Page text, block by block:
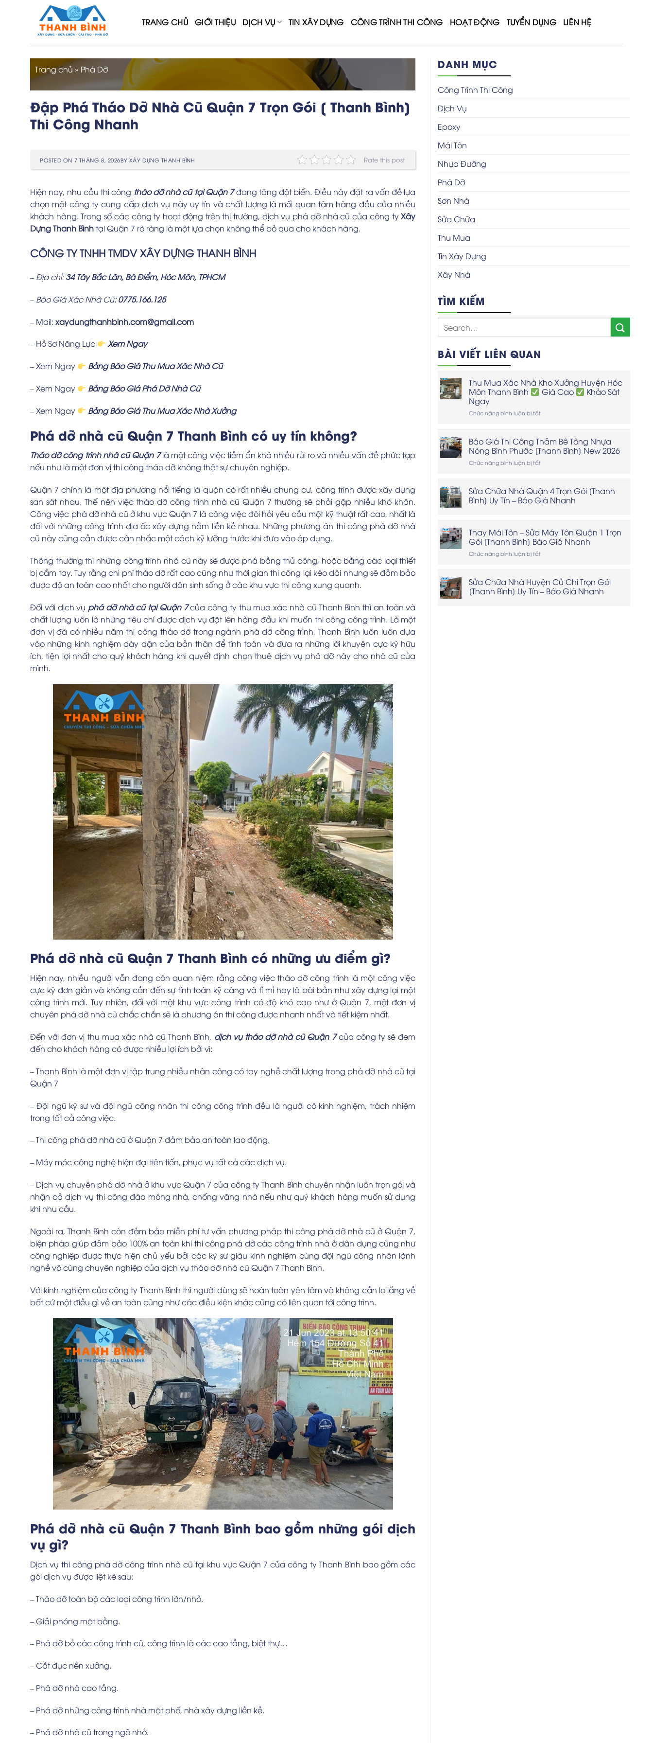
TRANG CHỦ GIỚI THIỆU DỊCH VỤ TIN XÂY DỰNG CÔNG TRÌNH THI CÔNG HOẠT ĐỘNG TUYỂN DỤNG LIÊN HỆ
Trang chủ » Phá Dỡ
Đập Phá Tháo Dỡ Nhà Cũ Quận 7 Trọn Gói [ Thanh Bình]
Thi Công Nhanh
POSTED ON 7 THÁNG 8, 2026BY XÂY DỰNG THANH BÌNH Rate this post
Hiện nay, nhu cầu thi công tháo dỡ nhà cũ tại Quận 7đang tăng đột biến. Điều này đặt ra vấn đề lựa
chọn một công ty cung cấp dịch vụ này uy tín và chất lượng là mối quan tâm hàng đầu của nhiều
khách hàng. Trong số các công ty hoạt động trên thị trường, dịch vụ phá dỡ nhà cũ của công tyXây
Dựng Thanh Bìnhtại Quận 7 rõ ràng là một lựa chọn không thể bỏ qua cho khách hàng.
CÔNG TY TNHH TMDV XÂY DỰNG THANH BÌNH
– Địa chỉ:34 Tây Bắc Lân, Bà Điểm, Hóc Môn, TPHCM
– Báo Giá Xác Nhà Cũ:0775.166.125
– Mail: xaydungthanhbinh.com@gmail.com
– Hồ Sơ Năng Lực Xem Ngay
– Xem Ngay Bảng Báo Giá Thu Mua Xác Nhà Cũ
– Xem Ngay Bảng Báo Giá Phá Dỡ Nhà Cũ
– Xem Ngay Bảng Báo Giá Thu Mua Xác Nhà Xưởng
Phá dỡ nhà cũ Quận 7 Thanh Bình có uy tín không?
Tháo dỡ công trình nhà cũ Quận 7là một công việc tiềm ẩn khá nhiều rủi ro và nhiều vấn đề phức tạp
nếu như là một đơn vị thi công tháo dỡ không thật sự chuyên nghiệp.
Quận 7 chính là một địa phương nổi tiếng là quận có rất nhiều chung cư, công trình được xây dựng
san sát nhau. Thế nên việc tháo dỡ công trình nhà cũ Quận 7 thường sẽ phải gặp nhiều khó khăn.
Công việc phá dỡ nhà cũ ở khu vực Quận 7 là công việc đòi hỏi yêu cầu một kỹ thuật rất cao, nhất là
đối với những công trình địa ốc xây dựng nằm liền kề nhau. Những phương án thi công phá dỡ nhà
cũ này cũng cần được cân nhắc một cách kỹ lưỡng trước khi đưa vào áp dụng.
Thông thường thì những công trình nhà cũ này sẽ được phá bằng thủ công, hoặc bằng các loại thiết
bị cầm tay. Tuy rằng chi phí tháo dỡ rất cao cũng như thời gian thi công lại kéo dài nhưng sẽ đảm bảo
được độ an toàn cao nhất cho người dân sinh sống ở các khu vực thi công xung quanh.
Đối với dịch vụ phá dỡ nhà cũ tại Quận 7của công ty thu mua xác nhà cũ Thanh Bình thì an toàn và
chất lượng luôn là những tiêu chí được dịch vụ đặt lên hàng đầu khi muốn thi công công trình. Là một
đơn vị đã có nhiều năm thi công tháo dỡ trong ngành phá dỡ công trình, Thanh Bình luôn luôn dựa
vào những kinh nghiệm dày dặn của bản thân để tính toán và đưa ra những lời khuyên cực kỳ hữu
ích, tiện lợi nhất cho quý khách hàng khi quyết định chọn thuê dịch vụ phá dỡ này cho nhà cũ của
mình.
Phá dỡ nhà cũ Quận 7 Thanh Bình có những ưu điểm gì?
Hiện nay, nhiều người vẫn đang còn quan niệm rằng công việc tháo dỡ công trình là một công việc
cực kỳ đơn giản và không cần đến sự tính toán kỹ càng và tỉ mỉ hay là bài bản như xây dựng lại một
công trình mới. Tuy nhiên, đối với một khu vực công trình có độ khó cao như ở Quận 7, một đơn vị
chuyên phá dỡ nhà cũ chắc chắn sẽ là phương án thi công được nhanh nhất và tiết kiệm nhất.
Đến với đơn vị thu mua xác nhà cũ Thanh Bình, dịch vụ tháo dỡ nhà cũ Quận 7của công ty sẽ đem
đến cho khách hàng có được nhiều lợi ích bởi vì:
– Thanh Bình là một đơn vị tập trung nhiều nhân công có tay nghề chất lượng trong phá dỡ nhà cũ tại
Quận 7
– Đội ngũ kỹ sư và đội ngũ công nhân thi công công trình đều là người có kinh nghiệm, trách nhiệm
trong tất cả công việc.
– Thi công phá dỡ nhà cũ ở Quận 7 đảm bảo an toàn lao động.
– Máy móc công nghệ hiện đại tiên tiến, phục vụ tất cả các dịch vụ.
– Dịch vụ chuyên phá dỡ nhà ở khu vực Quận 7 của công ty Thanh Bình chuyên nhận luôn trọn gói và
nhận cả dịch vụ thi công đào móng nhà, chống văng nhà nếu như quý khách hàng muốn sử dụng
khi nhu cầu.
Ngoài ra, Thanh Bình còn đảm bảo miễn phí tư vấn phương pháp thi công phá dỡ nhà cũ ở Quận 7,
biện pháp giúp đảm bảo 100% an toàn khi thi công phá dỡ các công trình nhà ở dân dụng cũng như
công nghiệp được thực hiện chủ yếu bởi các kỹ sư giàu kinh nghiệm cùng đội ngũ công nhân lành
nghề vô cùng chuyên nghiệp của dịch vụ tháo dỡ nhà cũ Quận 7 Thanh Bình.
Với kinh nghiệm của công ty Thanh Bình thì người dùng sẽ hoàn toàn yên tâm và không cần lo lắng về
bất cứ một điều gì về an toàn cũng như các điều kiện khác cũng có liên quan tới công trình.
Phá dỡ nhà cũ Quận 7 Thanh Bình bao gồm những gói dịch
vụ gì?
Dịch vụ thi công phá dỡ công trình nhà cũ tại khu vực Quận 7 của công ty Thanh Bình bao gồm các
gói dịch vụ được liệt kê sau:
– Tháo dỡ toàn bộ các loại công trình lớn/nhỏ.
– Giải phóng mặt bằng.
– Phá dỡ bỏ các công trình cũ, công trình là các cao tầng, biệt thự…
– Cắt đục nền xưởng.
– Phá dỡ nhà cao tầng.
– Phá dỡ những công trình nhà mặt phố, nhà xây dựng liền kề.
– Phá dỡ nhà cũ trong ngõ nhỏ.
DANH MỤC
Công Trình Thi Công
Dịch Vụ
Epoxy
Mái Tôn
Nhựa Đường
Phá Dỡ
Sơn Nhà
Sửa Chữa
Thu Mua
Tin Xây Dựng
Xây Nhà
TÌM KIẾM
BÀI VIẾT LIÊN QUAN
Thu Mua Xác Nhà Kho Xưởng Huyện Hóc
Môn Thanh Bình
Giá Cao
Khảo Sát
Ngay
Chức năng bình luận bị tắtở
Xác
Nhà
Kho
Xưởng
Môn
Thanh
Bình
Cao
Khảo
Sát
Báo Giá Thi Công Thảm Bê Tông Nhựa
Nóng Bình Phước [Thanh Bình] New 2026
Chức năng bình luận bị tắtở
Thi
Công
Thảm
Nhựa
Nóng
Bình
Phước
New
2026
Sửa Chữa Nhà Quận 4 Trọn Gói [Thanh
Bình] Uy Tín – Báo Giá Nhanh
Thay Mái Tôn – Sửa Máy Tôn Quận 1 Trọn
Gói [Thanh Bình] Báo Giá Nhanh
Chức năng bình luận bị tắtở
Tôn
–
Sửa
Sửa Chữa Nhà Huyện Củ Chi Trọn Gói
[Thanh Bình] Uy Tín – Báo Giá Nhanh